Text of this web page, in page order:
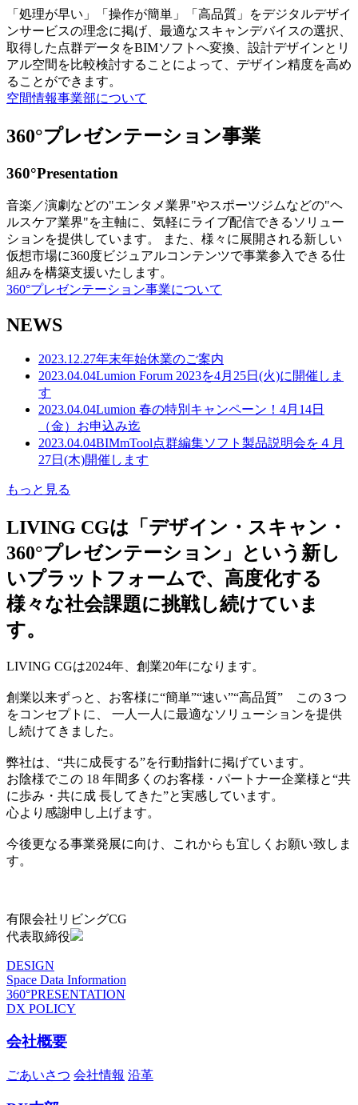
「処理が早い」「操作が簡単」「高品質」をデジタルデザイ
ンサービスの理念に掲げ、最適なスキャンデバイスの選択、
取得した点群データをBIMソフトへ変換、設計デザインとリ
アル空間を比較検討することによって、デザイン精度を高め
ることができます。
空間情報事業部について
360°プレゼンテーション事業
360°Presentation
音楽／演劇などの"エンタメ業界"やスポーツジムなどの"ヘ
ルスケア業界"を主軸に、気軽にライブ配信できるソリュー
ションを提供しています。 また、様々に展開される新しい
仮想市場に360度ビジュアルコンテンツで事業参入できる仕
組みを構築支援いたします。
360°プレゼンテーション事業について
NEWS
2023.12.27年末年始休業のご案内
2023.04.04Lumion Forum 2023を4月25日(火)に開催しま
す
2023.04.04Lumion 春の特別キャンペーン！4月14日
（金）お申込み迄
2023.04.04BIMmTool点群編集ソフト製品説明会を４月
27日(木)開催します
もっと見る
LIVING CGは「デザイン・スキャン・
360°プレゼンテーション」という新し
いプラットフォームで、高度化する
様々な社会課題に挑戦し続けていま
す。
LIVING CGは2024年、創業20年になります。
創業以来ずっと、お客様に“簡単”“速い”“高品質” この３つ
をコンセプトに、 一人一人に最適なソリューションを提供
し続けてきました。
弊社は、“共に成長する”を行動指針に掲げています。
お陰様でこの 18 年間多くのお客様・パートナー企業様と“共
に歩み・共に成 長してきた”と実感しています。
心より感謝申し上げます。
今後更なる事業発展に向け、これからも宜しくお願い致しま
す。
有限会社リビングCG
代表取締役
DESIGN
Space Data Information
360°PRESENTATION
DX POLICY
会社概要
ごあいさつ 会社情報 沿革